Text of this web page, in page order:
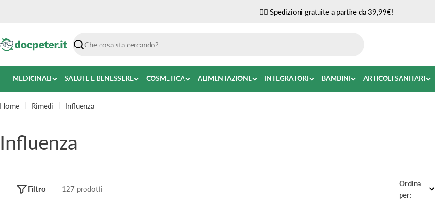
✌🏼 Spedizioni gratuite a partire da 39,99€!
Ricerca
MEDICINALI SALUTE E BENESSERE COSMETICA ALIMENTAZIONE INTEGRATORI BAMBINI ARTICOLI SANITARI
Home Rimedi Influenza
C
Influenza
127 prodotti
Filtro
Ordina
per: